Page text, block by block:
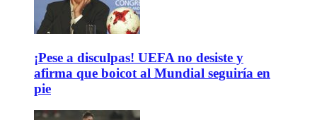
¡Pese a disculpas! UEFA no desiste y
afirma que boicot al Mundial seguiría en
pie